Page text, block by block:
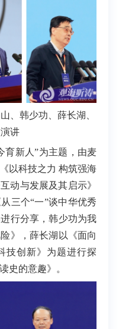
、 韩少功、 薛长湖、
讲
育新人”为主题，由麦
以科技之力 构筑强海
动与发展及其启示》
三个“一”谈中华优秀
行分享，韩少功为我
》，薛长湖以《面向
技创新》为题进行探
史的意趣》。